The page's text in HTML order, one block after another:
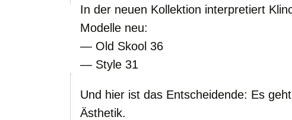
In der neuen Kollektion interpretiert
Modelle neu:
— Old Skool 36
— Style 31
Und hier ist das Entscheidende: Es
Ästhetik.